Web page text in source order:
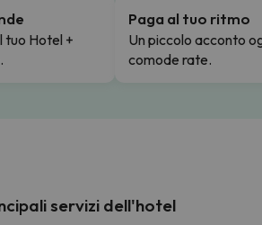
tuo Hotel +
Paga al tuo ritmo
Un piccolo acconto
comode rate.
servizi dell'hotel